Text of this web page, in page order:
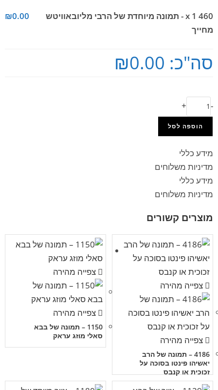
x 1460 - תמונה מיוחדת של הרבי מליובאוויטש
מחייך
₪0.00
סה"כ: ₪0.00
-
+
הוספה לסל
מידע כללי
מדיניות משלוחים
מידע כללי
מדיניות משלוחים
מוצרים קשורים
צפייה מהירה
צפייה מהירה
4186 – תמונה של הרב
יאשיהו פינטו בסוכה על
זכוכית או קנבס
צפייה מהירה
צפייה מהירה
1150 – תמונה של בבא
סאלי מוזג עראק